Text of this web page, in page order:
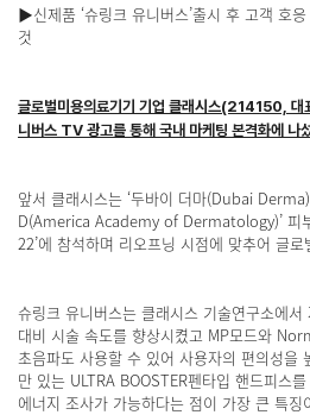
▶신제품 ‘슈링크 유니버스’출시 후 고객 호
것
글로벌미용의료기기 기업 클래시스(214150, 대
니버스 TV 광고를 통해 국내 마케팅 본격화에 나
앞서 클래시스는 ‘두바이 더마(Dubai
D(America Academy of Dermatology)’ 피
22’에 참석하며 리오프닝 시점에 맞추어 글
슈링크 유니버스는 클래시스 기술연구소에
대비 시술 속도를 향상시켰고 MP모드와
초음파도 사용할 수 있어 사용자의 편의성을
만 있는 ULTRA BOOSTER펜타입 핸드피스
에너지 조사가 가능하다는 점이 가장 큰 특징